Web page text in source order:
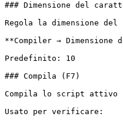
### Dimensione del
Regola la dimensione
**Compiler → Dimensione
Predefinito: 10
### Compila (F7)
Compila lo script attivo
Usato per verificare: